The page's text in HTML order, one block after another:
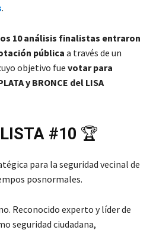
.
10 análisis finalistas entraron
pública a través de un
objetivo fue votar para
y BRONCE del LISA
#10 🏆
para la seguridad vecinal de
posnormales.
Reconocido experto y líder de
seguridad ciudadana,